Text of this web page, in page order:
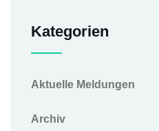
Kategorien
Aktuelle Meldungen
Archiv